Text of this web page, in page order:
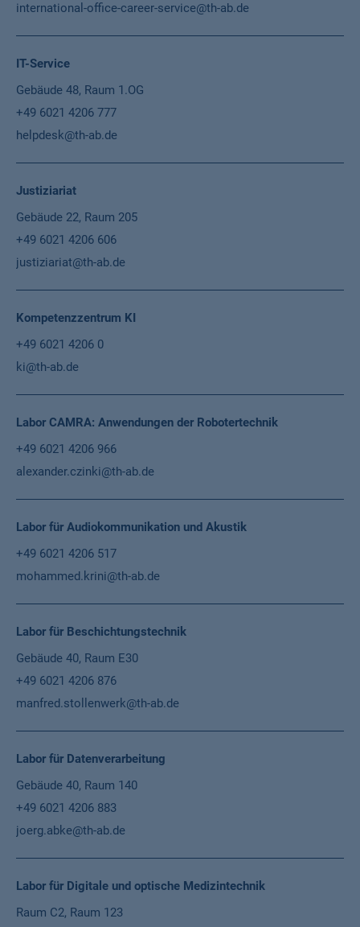
international-office-career-service@th-ab.de
IT-Service
Gebäude 48, Raum 1.OG
+49 6021 4206 777
helpdesk@th-ab.de
Justiziariat
Gebäude 22, Raum 205
+49 6021 4206 606
justiziariat@th-ab.de
Kompetenzzentrum KI
+49 6021 4206 0
ki@th-ab.de
Labor CAMRA: Anwendungen der Robotertechnik
+49 6021 4206 966
alexander.czinki@th-ab.de
Labor für Audiokommunikation und Akustik
+49 6021 4206 517
mohammed.krini@th-ab.de
Labor für Beschichtungstechnik
Gebäude 40, Raum E30
+49 6021 4206 876
manfred.stollenwerk@th-ab.de
Labor für Datenverarbeitung
Gebäude 40, Raum 140
+49 6021 4206 883
joerg.abke@th-ab.de
Labor für Digitale und optische Medizintechnik
Raum C2, Raum 123